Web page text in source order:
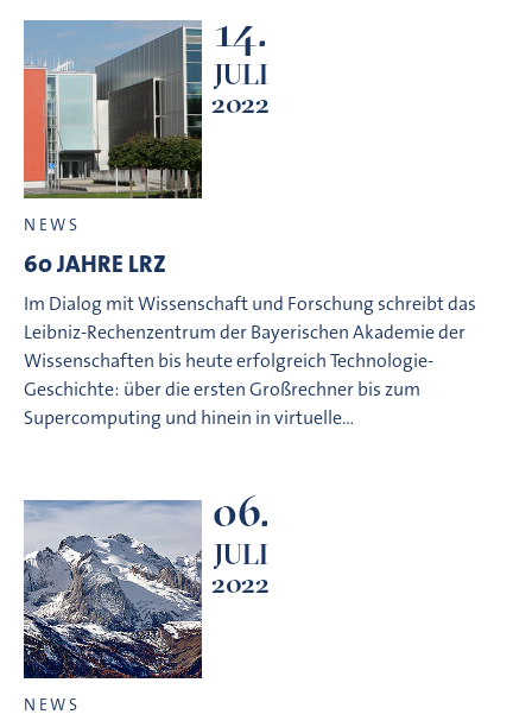
14.
JULI
2022
NEWS
60 JAHRE LRZ
Im Dialog mit Wissenschaft und Forschung schreibt das
Leibniz-Rechenzentrum der Bayerischen Akademie der
Wissenschaften bis heute erfolgreich Technologie-
Geschichte: über die ersten Großrechner bis zum
Supercomputing und hinein in virtuelle…
06.
JULI
2022
NEWS